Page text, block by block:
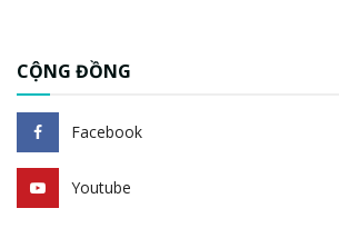
CỘNG ĐỒNG
Facebook
Youtube